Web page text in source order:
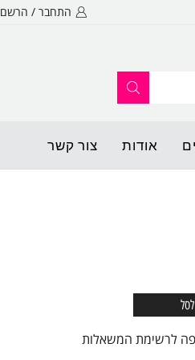
התחבר / הרשם
אודות צור קשר
לרשימת המשאלות